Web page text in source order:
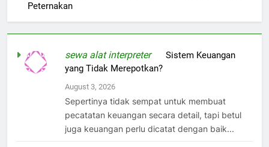
Peternakan
sewa alat interpreteronSistem Keuangan
yang Tidak Merepotkan?
August 3, 2026
Sepertinya tidak sempat untuk membuat
pecatatan keuangan secara detail, tapi betul
juga keuangan perlu dicatat dengan baik...